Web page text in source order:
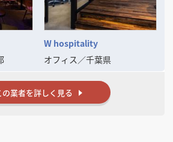
い、専門用語ばかりで話が見えない、見積り
ない、といった不透明さがまだ残っていま
くしていきたいと考え、YouTube「内装工事
内訳や業者の選び方を包み隠さず発信してい
いただくご依頼のきっかけです。無理に契約
せんので、どうぞお気軽にお声がけくださ
W hospitality
オフィス ／千葉県
の業者を詳しく見る